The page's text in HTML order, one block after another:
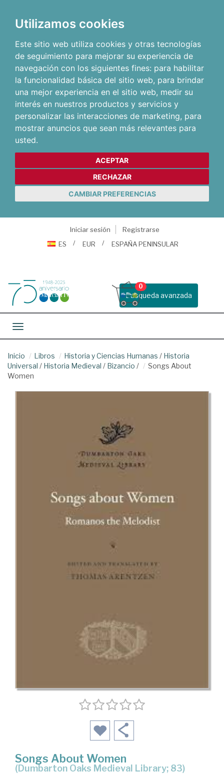
Utilizamos cookies
Este sitio web utiliza cookies y otras tecnologías
de seguimiento para mejorar su experiencia de
navegación con los siguientes fines: para habilitar
la funcionalidad básica del sitio web, para brindar
una mejor experiencia en el sitio web, medir su
interés en nuestros productos y servicios y
personalizar las interacciones de marketing, para
mostrar anuncios que sean más relevantes para
usted.
ACEPTAR
RECHAZAR
CAMBIAR PREFERENCIAS
Iniciar sesión
Registrarse
ES
EUR ESPAÑA PENINSULAR
Busqueda avanzada
0
Toggle navigation
Inicio Libros Historia y Ciencias Humanas / Historia
Universal / Historia Medieval / Bizancio /
Songs About
Women
Songs About Women
(Dumbarton Oaks Medieval Library; 83)